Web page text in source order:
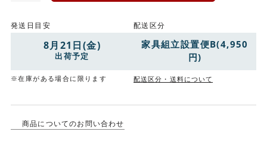
発送日目安
8月21日(金)
出荷予定
※在庫がある場合に限ります
配送区分
家具組立設置便B(4,950
円)
配送区分・送料について
商品についてのお問い合わせ